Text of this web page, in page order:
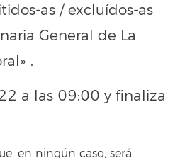
as / excluídos-as
General de La
.
a las 09:00 y finaliza
en ningún caso, será